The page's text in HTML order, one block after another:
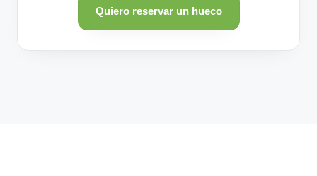
Quiero reservar un hueco